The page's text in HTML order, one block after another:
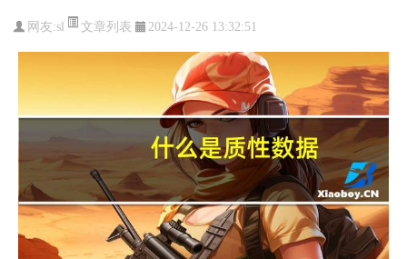
网友:sl 文章列表 2024-12-26 13:32:51